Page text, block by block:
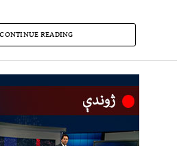
دا مساوي پایله له هغې وروسته ثبت شوه، چې
ته ۶ پر ۱ او ویټنام ته ۲ پر ۱ ماتې
سیالیو لومړۍ نمره خپله کړه.
ټاکل شوې د افغانستان فوټسال ملي لوبډله
کې د نیوزیلینډ پر وړاندې ولوبېږي.
CONTINUE READING